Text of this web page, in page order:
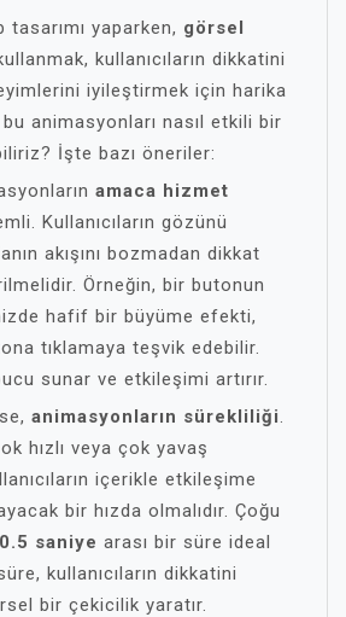
tasarımı yaparken, görsel
kullanıcıların dikkatini
iyileştirmek için harika
animasyonları nasıl etkili bir
İşte bazı öneriler:
amaca hizmet
Kullanıcıların gözünü
akışını bozmadan dikkat
Örneğin, bir butonun
hafif bir büyüme efekti,
tıklamaya teşvik edebilir.
sunar ve etkileşimi artırır.
animasyonların sürekliliği.
hızlı veya çok yavaş
içerikle etkileşime
bir hızda olmalıdır. Çoğu
saniye arası bir süre ideal
kullanıcıların dikkatini
bir çekicilik yaratır.